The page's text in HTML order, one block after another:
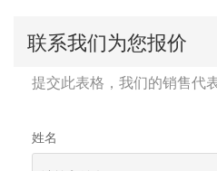
联系我们为您报价
提交此表格，我们的销售代
姓名